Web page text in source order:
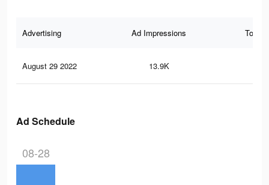
Advertising Ad Impressions Total
August 29 2022 13.9K
Ad Schedule
08-28